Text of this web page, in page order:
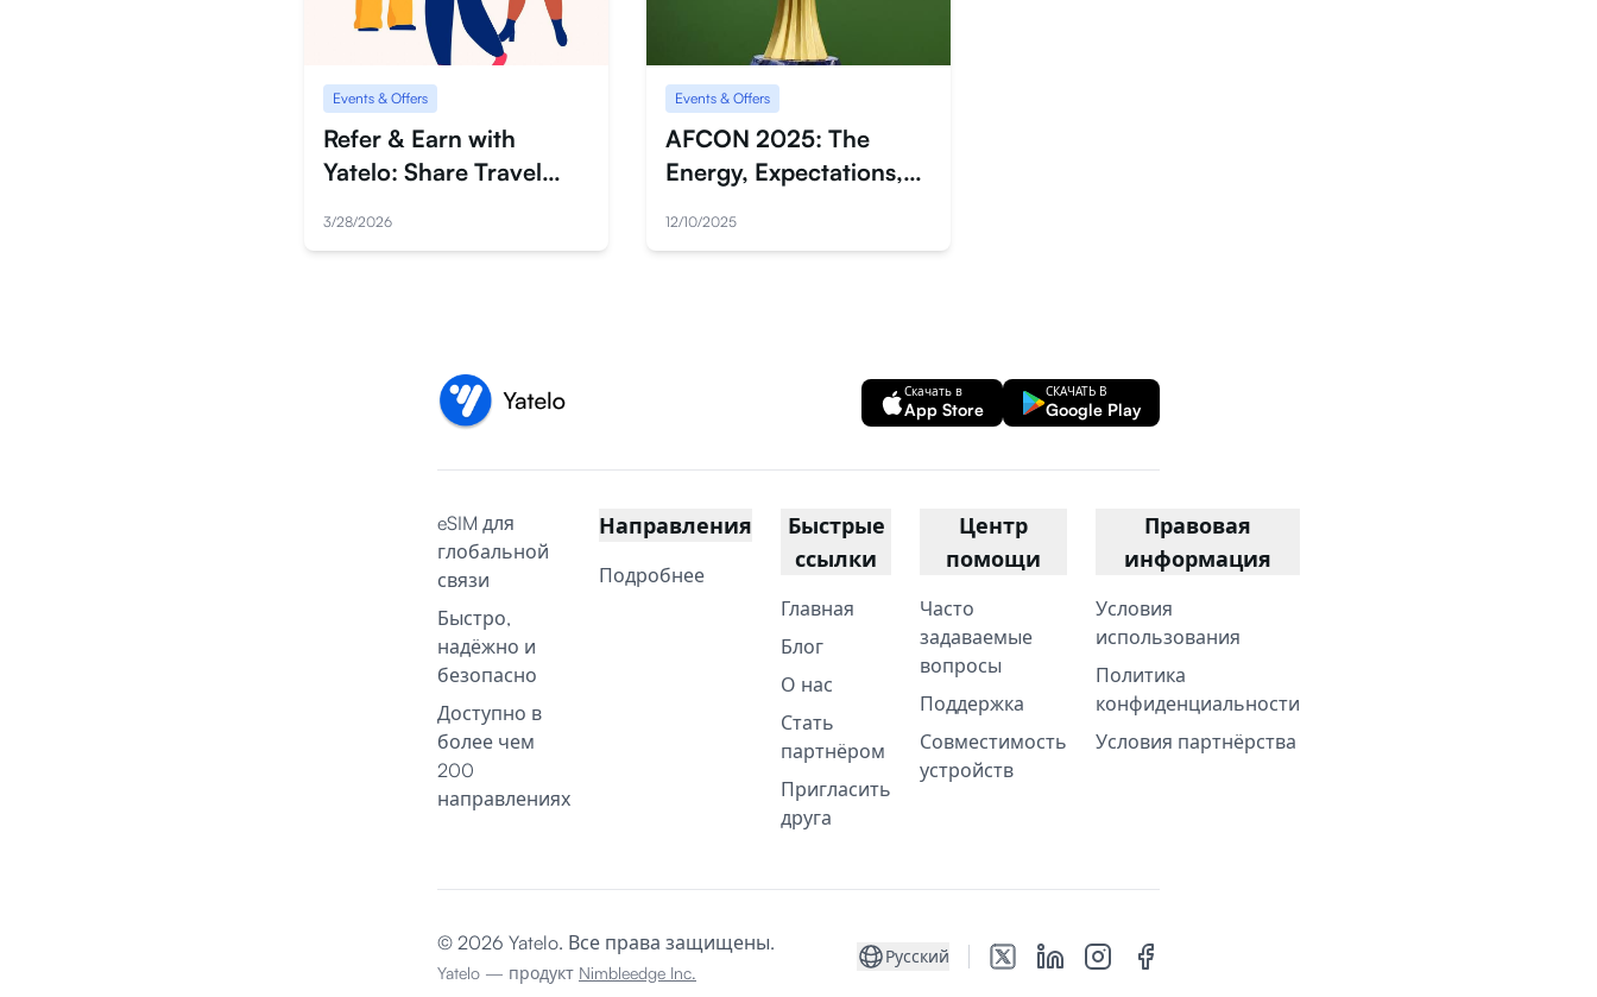
Events & Offers
Refer & Earn with
Yatelo: Share Travel
3/28/2026
Events & Offers
AFCON 2025: The
Energy, Expectations,
12/10/2025
Скачать в
App Store
СКАЧАТЬ В
Google Play
eSIM для
глобальной
связи
Быстро,
надёжно и
безопасно
Доступно в
более чем
200
направлениях
Направления
Подробнее
Быстрые
ссылки
Главная
Блог
О нас
Стать
партнёром
Пригласить
друга
Центр
помощи
Часто
задаваемые
вопросы
Поддержка
Совместимость
устройств
Правовая
информация
Условия
использования
Политика
конфиденциальности
Условия партнёрства
© 2026 Yatelo. Все права защищены.
Yatelo — продукт Nimbleedge Inc.
Русский